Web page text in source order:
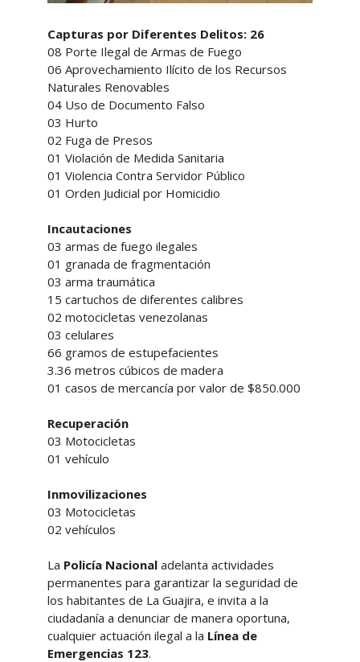
Capturas por Diferentes Delitos: 26
08 Porte Ilegal de Armas de Fuego
06 Aprovechamiento Ilícito de los Recursos
Naturales Renovables
04 Uso de Documento Falso
03 Hurto
02 Fuga de Presos
01 Violación de Medida Sanitaria
01 Violencia Contra Servidor Público
01 Orden Judicial por Homicidio
Incautaciones
03 armas de fuego ilegales
01 granada de fragmentación
03 arma traumática
15 cartuchos de diferentes calibres
02 motocicletas venezolanas
03 celulares
66 gramos de estupefacientes
3.36 metros cúbicos de madera
01 casos de mercancía por valor de $850.000
Recuperación
03 Motocicletas
01 vehículo
Inmovilizaciones
03 Motocicletas
02 vehículos
La Policía Nacionaladelanta actividades
permanentes para garantizar la seguridad de
los habitantes de La Guajira, e invita a la
ciudadanía a denunciar de manera oportuna,
cualquier actuación ilegal a la Línea de
Emergencias 123.